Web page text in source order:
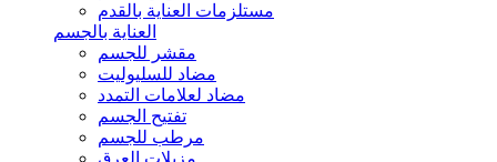
مستلزمات العناية بالقدم
العناية بالجسم
مقشر للجسم
مضاد للسليوليت
مضاد لعلامات التمدد
تفتيح الجسم
مرطب للجسم
مزيلات العرق